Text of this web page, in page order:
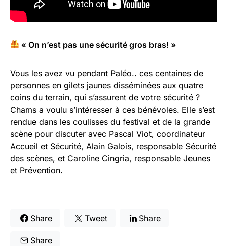
« On n’est pas une sécurité gros bras! »
Vous les avez vu pendant Paléo.. ces centaines de
personnes en gilets jaunes disséminées aux quatre
coins du terrain, qui s’assurent de votre sécurité ?
Chams a voulu s’intéresser à ces bénévoles. Elle s’est
rendue dans les coulisses du festival et de la grande
scène pour discuter avec Pascal Viot, coordinateur
Accueil et Sécurité, Alain Galois, responsable Sécurité
des scènes, et Caroline Cingria, responsable Jeunes
et Prévention.
Share Tweet Share
Share